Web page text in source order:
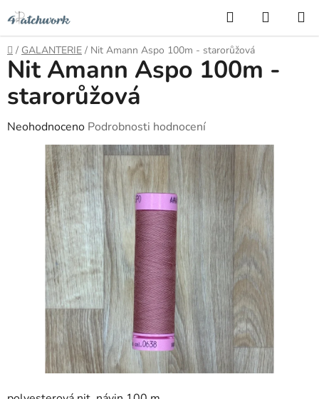
Přejít
na
obsah
Hledat
KOŠÍK
Domů
/ GALANTERIE / Nit Amann Aspo 100m - starorůžová
Nit Amann Aspo 100m -
starorůžová
Průměrné
hodnocení
produktu
hvězdiček.
Neohodnoceno Podrobnosti hodnocení